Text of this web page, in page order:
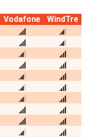
Vodafone
WindTre